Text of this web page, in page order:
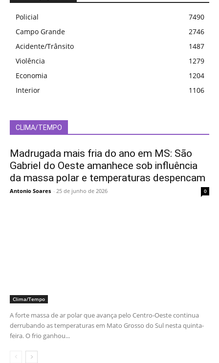
Policial
7490
Campo Grande
2746
Acidente/Trânsito
1487
Violência
1279
Economia
1204
Interior
1106
CLIMA/TEMPO
Madrugada mais fria do ano em MS: São
Gabriel do Oeste amanhece sob influência
da massa polar e temperaturas despencam
Antonio Soares - 25 de junho de 2026 0
Clima/Tempo
A forte massa de ar polar que avança pelo Centro-Oeste continua
derrubando as temperaturas em Mato Grosso do Sul nesta quinta-
feira. O frio ganhou...